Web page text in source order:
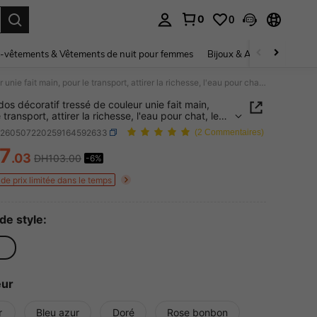
0 0
vêtements & Vêtements de nuit pour femmes Bijoux & Accessoires pour
Sac à dos décoratif tressé de couleur unie fait main, pour le transport, attirer la richesse, l'eau pour chat, le son de Qin, le pendentif de sac à clés, le gardien, l'expédition, le pendentif de téléphone portable, le sac cadeau pour fête
décoratif tressé de couleur unie fait main,
transport, attirer la richesse, l'eau pour chat, le
Qin, le pendentif de sac à clés, le gardien,
le pendentif de téléphone portable, le sac
pour fête
(2 Commentaires)
AND AVAILABILITY
.03 DH103.00 -6%
prix limitée dans le temps
style:
Bleu azur Doré Rose bonbon